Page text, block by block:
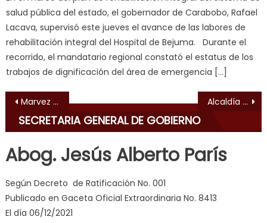
क
य
dancer
milf,
de
pono
doido ,
salud pública del estado, el gobernador de Carabobo, Rafael
Lacava, supervisó este jueves el avance de las labores de
rehabilitación integral del Hospital de Bejuma. Durante el
recorrido, el mandatario regional constató el estatus de los
trabajos de dignificación del área de emergencia […]
Navegación de entradas
Marvez aseguró que mantienen limpieza de caños y monitoreo ante las lluvias Alcaldía promueve actividades para la preservación de espacios naturales
SECRETARIA GENERAL DE GOBIERNO
Abog. Jesús Alberto París
Según Decreto de Ratificación No. 001
Publicado en Gaceta Oficial Extraordinaria No. 8413
El día 06/12/2021